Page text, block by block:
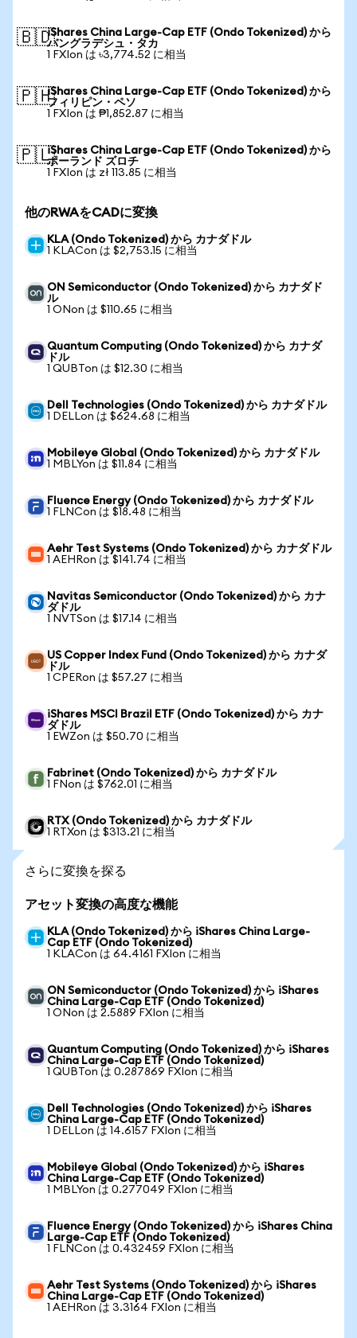
🇧🇩iShares China Large-Cap ETF (Ondo Tokenized) から
バングラデシュ・タカ
1 FXIon は ৳3,774.52 に相当
🇵🇭iShares China Large-Cap ETF (Ondo Tokenized) から
フィリピン・ペソ
1 FXIon は ₱1,852.87 に相当
🇵🇱iShares China Large-Cap ETF (Ondo Tokenized) から
ポーランド ズロチ
1 FXIon は zł 113.85 に相当
他のRWAをCADに変換
KLA (Ondo Tokenized) から カナダドル
1 KLACon は $2,753.15 に相当
ON Semiconductor (Ondo Tokenized) から カナダド
ル
1 ONon は $110.65 に相当
Quantum Computing (Ondo Tokenized) から カナダ
ドル
1 QUBTon は $12.30 に相当
Dell Technologies (Ondo Tokenized) から カナダドル
1 DELLon は $624.68 に相当
Mobileye Global (Ondo Tokenized) から カナダドル
1 MBLYon は $11.84 に相当
Fluence Energy (Ondo Tokenized) から カナダドル
1 FLNCon は $18.48 に相当
Aehr Test Systems (Ondo Tokenized) から カナダドル
1 AEHRon は $141.74 に相当
Navitas Semiconductor (Ondo Tokenized) から カナ
ダドル
1 NVTSon は $17.14 に相当
US Copper Index Fund (Ondo Tokenized) から カナダ
ドル
1 CPERon は $57.27 に相当
iShares MSCI Brazil ETF (Ondo Tokenized) から カナ
ダドル
1 EWZon は $50.70 に相当
Fabrinet (Ondo Tokenized) から カナダドル
1 FNon は $762.01 に相当
RTX (Ondo Tokenized) から カナダドル
1 RTXon は $313.21 に相当
さらに変換を探る
アセット変換の高度な機能
KLA (Ondo Tokenized) から iShares China Large-
Cap ETF (Ondo Tokenized)
1 KLACon は 64.4161 FXIon に相当
ON Semiconductor (Ondo Tokenized) から iShares
China Large-Cap ETF (Ondo Tokenized)
1 ONon は 2.5889 FXIon に相当
Quantum Computing (Ondo Tokenized) から iShares
China Large-Cap ETF (Ondo Tokenized)
1 QUBTon は 0.287869 FXIon に相当
Dell Technologies (Ondo Tokenized) から iShares
China Large-Cap ETF (Ondo Tokenized)
1 DELLon は 14.6157 FXIon に相当
Mobileye Global (Ondo Tokenized) から iShares
China Large-Cap ETF (Ondo Tokenized)
1 MBLYon は 0.277049 FXIon に相当
Fluence Energy (Ondo Tokenized) から iShares China
Large-Cap ETF (Ondo Tokenized)
1 FLNCon は 0.432459 FXIon に相当
Aehr Test Systems (Ondo Tokenized) から iShares
China Large-Cap ETF (Ondo Tokenized)
1 AEHRon は 3.3164 FXIon に相当